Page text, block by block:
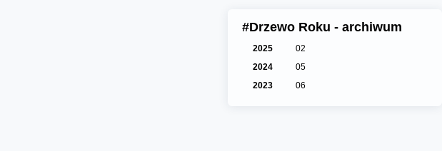
#Drzewo Roku - archiwum
2025
02
2024
05
2023
06